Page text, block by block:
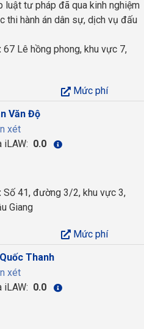
luật tư pháp đã qua kinh nghiệm
thi hành án dân sự, dịch vụ đấu
67 Lê hồng phong, khu vực 7,
Mức phí
Văn Độ
xét
iLAW: 0.0
Số 41, đường 3/2, khu vực 3,
Giang
Mức phí
Thanh
xét
iLAW: 0.0